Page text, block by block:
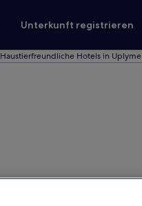
Unterkunft registrieren
Haustierfreundliche Hotels in Uplyme